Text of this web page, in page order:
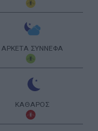
ΑΡΚΕΤΑ ΣΥΝΝΕΦΑ
ΚΑΘΑΡΟΣ